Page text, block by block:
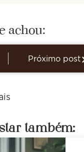
achou:
Próximo post
também: